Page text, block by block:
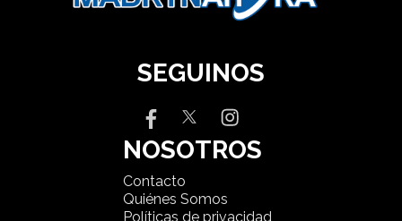
SEGUINOS
NOSOTROS
Contacto
Quiénes Somos
Políticas de privacidad